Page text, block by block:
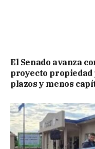
El Senado avanza
proyecto
plazos y menos